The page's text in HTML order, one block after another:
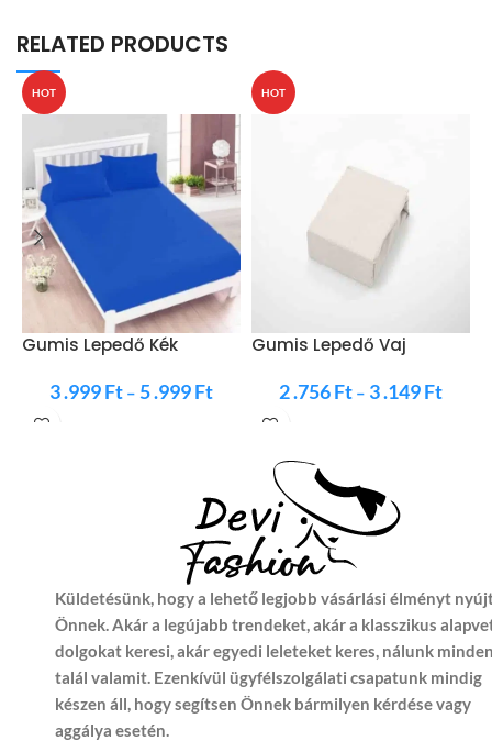
RELATED PRODUCTS
HOT
Gumis Lepedő Kék
3 .999Ft – 5 .999Ft
HOT
Gumis Lepedő Vaj
2 .756Ft – 3 .149Ft
Küldetésünk, hogy a lehető legjobb vásárlási élményt
Önnek. Akár a legújabb trendeket, akár a klasszikus
dolgokat keresi, akár egyedi leleteket keres, nálunk
talál valamit. Ezenkívül ügyfélszolgálati csapatunk mindig
készen áll, hogy segítsen Önnek bármilyen kérdése vagy
aggálya esetén.